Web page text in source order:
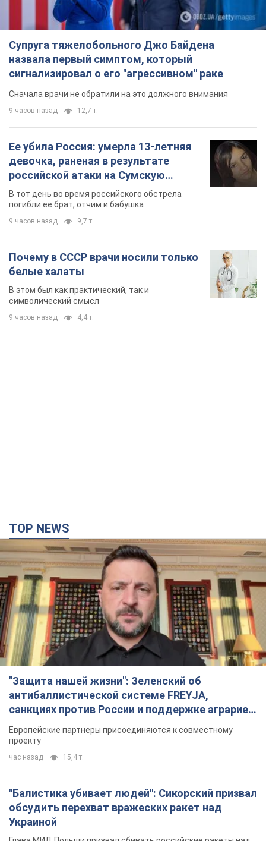
российской атаки на Сумскую
область. Фото
В тот день во время российского обстрела
погибли ее брат, отчим и бабушка
9 часов назад 9,7 т.
Почему в СССР врачи носили только
белые халаты
9 часов назад 4,4 т.
антибаллистической системе FREYJA,
санкциях против России и поддержке аграриев.
Видео
Европейские партнеры присоединяются к совместному
проекту
час назад 15,4 т.
"Балистика убивает людей": Сикорский призвал
обсудить перехват вражеских ракет над
Украиной
Глава МИД Польши призвал сбивать российские ракеты над
Украиной
Налоговая служба передаст Минобороны
данные о мужчинах в возрасте от 18 до 60 лет:
3 часа назад